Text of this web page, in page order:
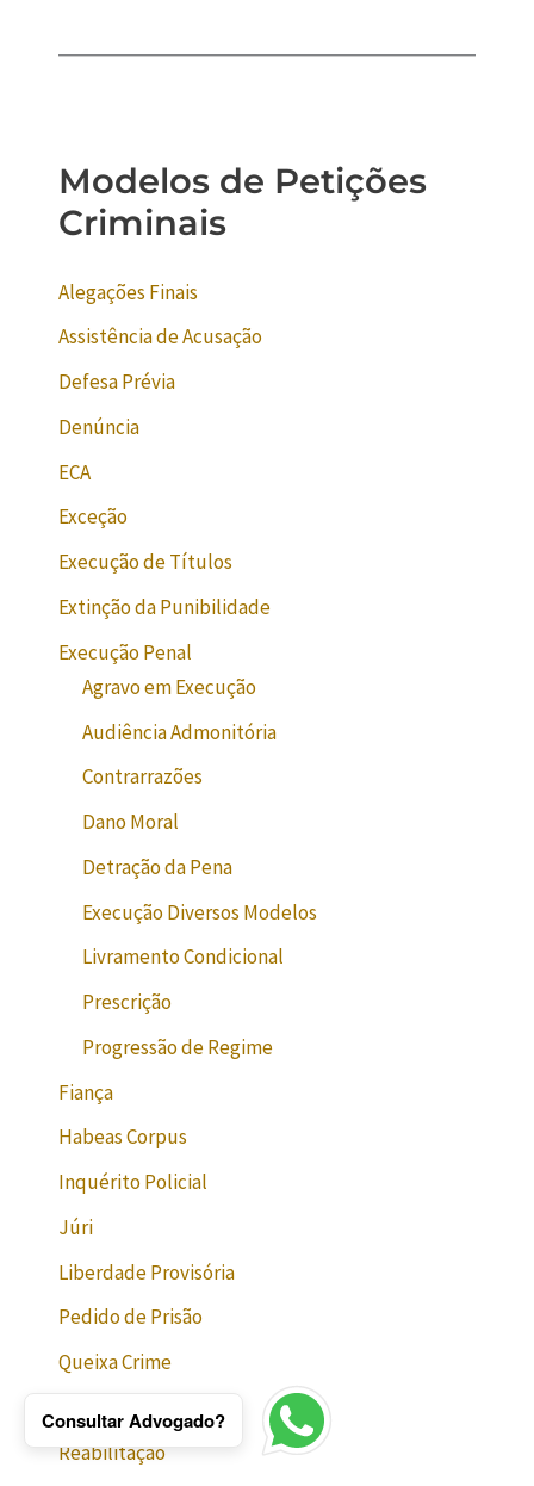
Modelos de Petições
Criminais
Alegações Finais
Assistência de Acusação
Defesa Prévia
Denúncia
ECA
Exceção
Execução de Títulos
Extinção da Punibilidade
Execução Penal
Agravo em Execução
Audiência Admonitória
Contrarrazões
Dano Moral
Detração da Pena
Execução Diversos Modelos
Livramento Condicional
Prescrição
Progressão de Regime
Fiança
Habeas Corpus
Inquérito Policial
Júri
Liberdade Provisória
Pedido de Prisão
Queixa Crime
Reabilitação
Consultar Advogado?